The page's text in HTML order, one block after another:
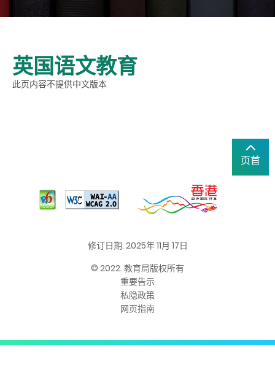
英国语文教育
此页内容不提供中文版本
页首
修订日期: 2025年 11月 17日
© 2022. 教育局版权所有
重要告示
私隐政策
网页指南